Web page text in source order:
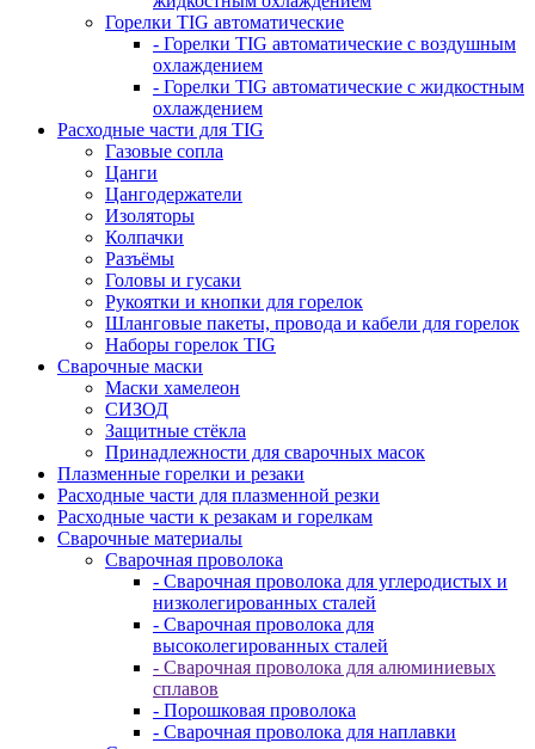
Горелки TIG автоматические
- Горелки TIG автоматические с воздушным
охлаждением
- Горелки TIG автоматические с жидкостным
охлаждением
Расходные части для TIG
Газовые сопла
Цанги
Цангодержатели
Изоляторы
Колпачки
Разъёмы
Головы и гусаки
Рукоятки и кнопки для горелок
Шланговые пакеты, провода и кабели для горелок
Наборы горелок TIG
Сварочные маски
Маски хамелеон
СИЗОД
Защитные стёкла
Принадлежности для сварочных масок
Плазменные горелки и резаки
Расходные части для плазменной резки
Расходные части к резакам и горелкам
Сварочные материалы
Сварочная проволока
- Сварочная проволока для углеродистых и
низколегированных сталей
- Сварочная проволока для
высоколегированных сталей
- Сварочная проволока для алюминиевых
сплавов
- Порошковая проволока
- Сварочная проволока для наплавки